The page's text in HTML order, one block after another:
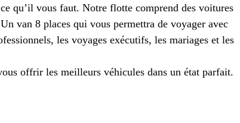
qu’il vous faut. Notre flotte comprend des voitures
van 8 places qui vous permettra de voyager avec
les voyages exécutifs, les mariages et les
offrir les meilleurs véhicules dans un état parfait.